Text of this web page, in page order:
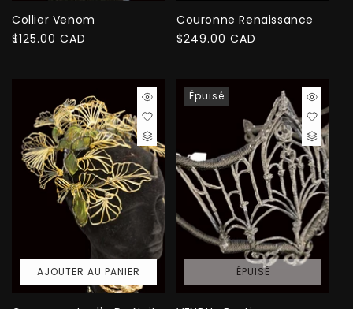
Collier Venom
Prix
$125.00 CAD
Couronne Renaissance
Prix
$249.00 CAD
AJOUTER AU PANIER ÉPUISÉ
Épuisé